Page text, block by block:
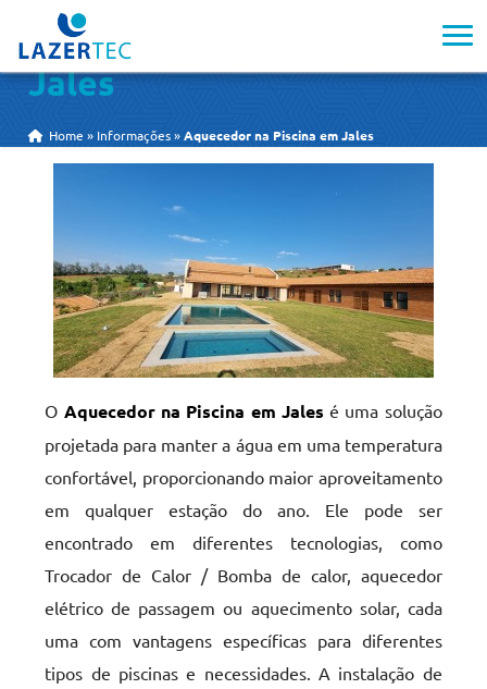
Aquecedor na Piscina em
Jales
Home » Informações »Aquecedor na Piscina em Jales
O Aquecedor na Piscina em Jales é uma solução
projetada para manter a água em uma temperatura
confortável, proporcionando maior aproveitamento
em qualquer estação do ano. Ele pode ser
encontrado em diferentes tecnologias, como
Trocador de Calor / Bomba de calor, aquecedor
elétrico de passagem ou aquecimento solar, cada
uma com vantagens específicas para diferentes
tipos de piscinas e necessidades. A instalação de